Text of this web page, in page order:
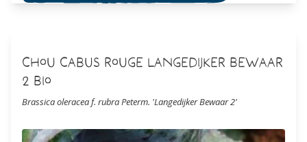
Chou Cabus Rouge Langedijker Bewaar
2 Bio
Brassica oleracea f. rubra Peterm. 'Langedijker Bewaar 2'